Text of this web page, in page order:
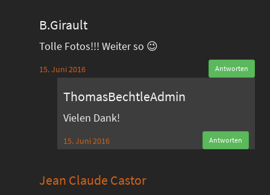
B.Girault
Tolle Fotos!!! Weiter so 😉
15. Juni 2016 Antworten
ThomasBechtleAdmin
Vielen Dank!
15. Juni 2016 Antworten
Jean Claude Castor